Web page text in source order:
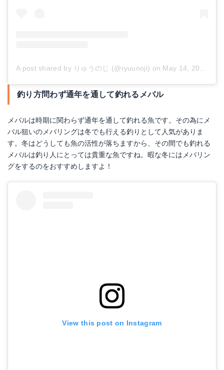
A post shared by りゅうのじ (@ryuunoji) on May 14, 2018 at 9:13am PDT
釣り方問わず通年を通して釣れるメバル
メバルは時期に関わらず通年を通して釣れる魚です。その為にメ
バル狙いのメバリングは冬でも行える釣りとして人気がありま
す。冬はどうしても魚の活性が落ちますから、その間でも釣れる
メバルは釣り人にとっては貴重な魚ですね。暇な冬にはメバリン
グをするのをおすすめしますよ！
View this post on Instagram